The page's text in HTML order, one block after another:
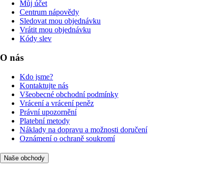
Můj účet
Centrum nápovědy
Sledovat mou objednávku
Vrátit mou objednávku
Kódy slev
O nás
Kdo jsme?
Kontaktujte nás
Všeobecné obchodní podmínky
Vrácení a vrácení peněz
Právní upozornění
Platební metody
Náklady na dopravu a možnosti doručení
Oznámení o ochraně soukromí
Naše obchody